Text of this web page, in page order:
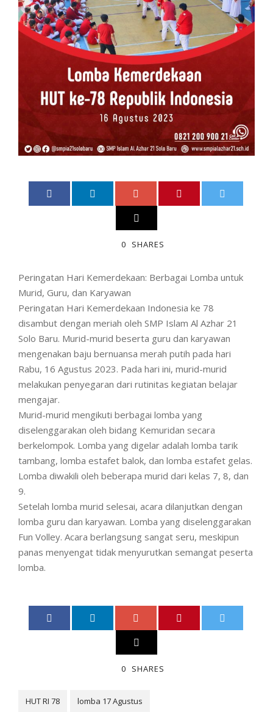
0 SHARES
Peringatan Hari Kemerdekaan: Berbagai Lomba untuk
Murid, Guru, dan Karyawan
Peringatan Hari Kemerdekaan Indonesia ke 78
disambut dengan meriah oleh SMP Islam Al Azhar 21
Solo Baru. Murid-murid beserta guru dan karyawan
mengenakan baju bernuansa merah putih pada hari
Rabu, 16 Agustus 2023. Pada hari ini, murid-murid
melakukan penyegaran dari rutinitas kegiatan belajar
mengajar.
Murid-murid mengikuti berbagai lomba yang
diselenggarakan oleh bidang Kemuridan secara
berkelompok. Lomba yang digelar adalah lomba tarik
tambang, lomba estafet balok, dan lomba estafet gelas.
Lomba diwakili oleh beberapa murid dari kelas 7, 8, dan
9.
Setelah lomba murid selesai, acara dilanjutkan dengan
lomba guru dan karyawan. Lomba yang diselenggarakan
Fun Volley. Acara berlangsung sangat seru, meskipun
panas menyengat tidak menyurutkan semangat peserta
lomba.
0 SHARES
HUT RI 78
lomba 17 Agustus